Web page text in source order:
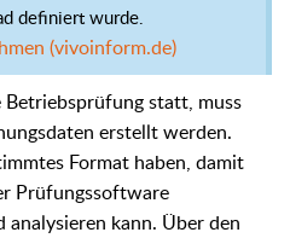
definiert wurde.
(vivoinform.de)
statt, muss
erstellt werden.
Format haben, damit
Prüfungssoftware
kann. Über den